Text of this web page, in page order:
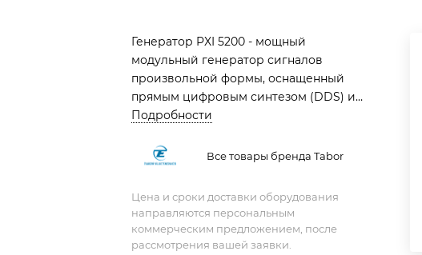
Генератор PXI 5200 - мощный
модульный генератор сигналов
произвольной формы, оснащенный
прямым цифровым синтезом (DDS) и
широким диапазоном частот от 100
разрядность ЦАП 14 бит, частоту
дискретизации 50 МГц и возможность
формирования сигналов из различных
сегментов с циклическим
повторением. Генератор поддерживает
различные виды модуляции, включая
Подробности
Все товары бренда Tabor
Цена и сроки доставки оборудования
направляются персональным
коммерческим предложением, после
рассмотрения вашей заявки.